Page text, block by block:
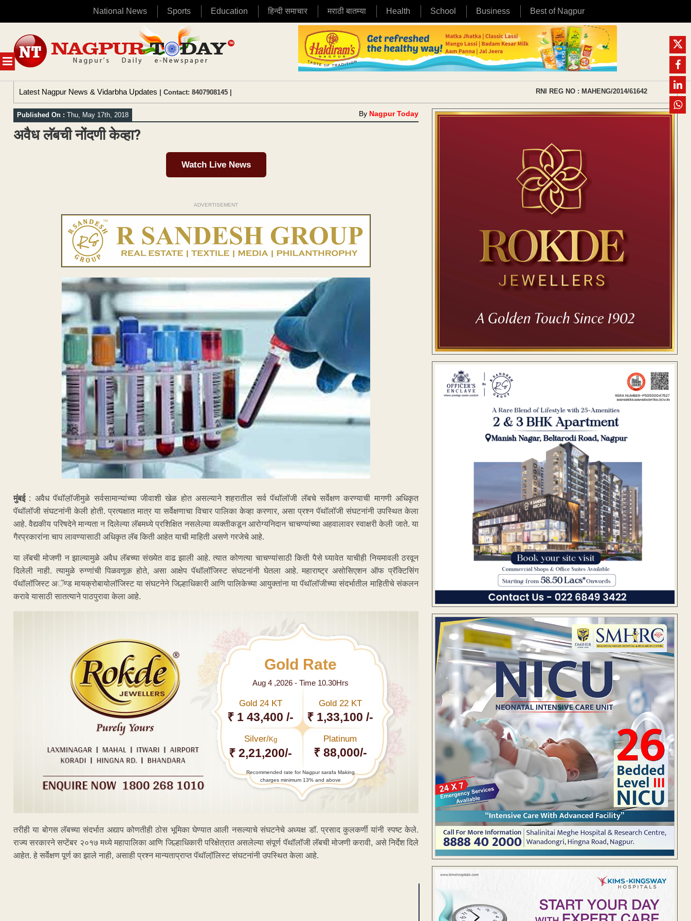
National News Sports Education हिन्दी समाचार मराठी बातम्या Health School Business Best of Nagpur
MENU
content
Latest Nagpur News & Vidarbha Updates | Contact: 8407908145 | RNI REG NO : MAHENG/2014/61642
Published On : Thu, May 17th, 2018 By Nagpur Today
अवैध लॅबची नोंदणी केव्हा?
Watch Live News
ADVERTISEMENT
मुंबई: अवैध पॅथॉल़ॉजीमुळे सर्वसामान्यांच्या जीवाशी खेळ होत असल्याने शहरातील सर्व पॅथॉलॉजी लॅबचे सर्वेक्षण करण्याची मागणी अधिकृत
पॅथॉलॉजी संघटनांनी केली होती. प्रत्यक्षात मात्र या सर्वेक्षणाचा विचार पालिका केव्हा करणार, असा प्रश्न पॅथॉलॉजी संघटनांनी उपस्थित केला
आहे. वैद्यकीय परिषदेने मान्यता न दिलेल्या लॅबमध्ये प्रशिक्षित नसलेल्या व्यक्तीकडून आरोग्यनिदान चाचण्यांच्या अहवालावर स्वाक्षरी केली जाते. या
गैरप्रकारांना चाप लावण्यासाठी अधिकृत लॅब किती आहेत याची माहिती असणे गरजेचे आहे.
या लॅबची मोजणी न झाल्यामुळे अवैध लॅबच्या संख्येत वाढ झाली आहे. त्यात कोणत्या चाचण्यांसाठी किती पैसे घ्यावेत याचीही नियमावली ठरवून
दिलेली नाही. त्यामुळे रुग्णांची पिळवणूक होते, असा आक्षेप पॅथॉलॉजिस्ट संघटनांनी घेतला आहे. महाराष्ट्र असोसिएशन ऑफ प्रॅक्टिसिंग
पॅथॉलॉजिस्ट अॅण्ड मायक्रोबायोलॉजिस्ट या संघटनेने जिल्हाधिकारी आणि पालिकेच्या आयुक्तांना या पॅथॉलॉजीच्या संदर्भातील माहितीचे संकलन
करावे यासाठी सातत्याने पाठपुरावा केला आहे.
Gold Rate
Aug 4 ,2026 - Time 10.30Hrs
Gold 24 KT
₹ 1 43,400 /-
Gold 22 KT
₹ 1,33,100 /-
Silver/Kg
₹ 2,21,200/-
Platinum
₹ 88,000/-
Recommended rate for Nagpur sarafa Making
charges minimum 13% and above
तरीही या बोगस लॅबच्या संदर्भात अद्याप कोणतीही ठोस भूमिका घेण्यात आली नसल्याचे संघटनेचे अध्यक्ष डॉ. प्रसाद कुलकर्णी यांनी स्पष्ट केले.
राज्य सरकारने सप्टेंबर २०१७ मध्ये महापालिका आणि जिल्हाधिकारी परिक्षेत्रात असलेल्या संपूर्ण पॅथॉलॉजी लॅबची मोजणी करावी, असे निर्देश दिले
आहेत. हे सर्वेक्षण पूर्ण का झाले नाही, असाही प्रश्न मान्यताप्राप्त पॅथॉलॉ़लिस्ट संघटनांनी उपस्थित केला आहे.